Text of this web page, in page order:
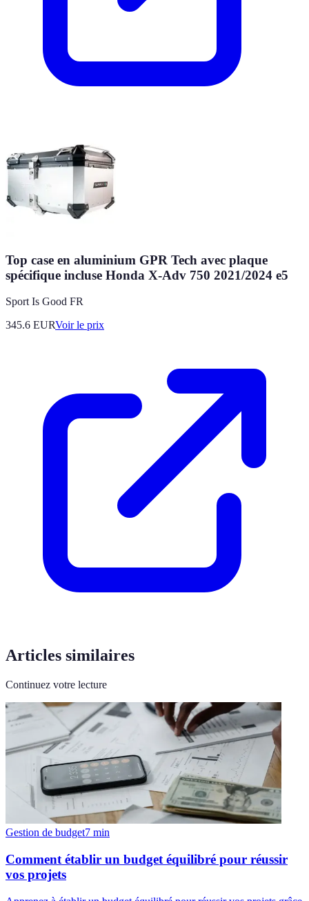
Top case en aluminium GPR Tech avec plaque
spécifique incluse Honda X-Adv 750 2021/2024 e5
Sport Is Good FR
345.6 EURVoir le prix
Articles similaires
Continuez votre lecture
Gestion de budget7 min
Comment établir un budget équilibré pour réussir
vos projets